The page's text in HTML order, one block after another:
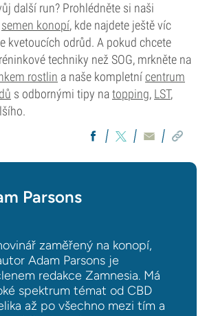
další run? Prohlédněte si naši
semen konopí, kde najdete ještě víc
kvetoucích odrůd. A pokud chcete
techniky než SOG, mrkněte na
rostlin a naše kompletnícentrum
s odbornými tipy natopping, LST,
Parsons
zaměřený na konopí,
Adam Parsons je
redakce Zamnesia. Má
spektrum témat od CBD
až po všechno mezi tím a